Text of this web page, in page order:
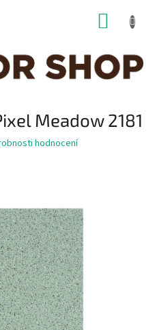
Meadow 2181
hodnocení